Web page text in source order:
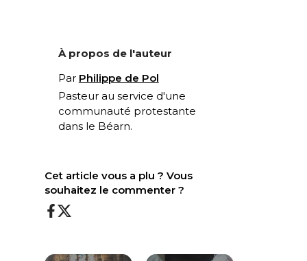
À propos de l'auteur
Par Philippe de Pol
Pasteur au service d'une
communauté protestante
dans le Béarn.
Cet article vous a plu ? Vous
souhaitez le commenter ?